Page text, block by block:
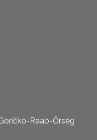
Raab-Őrség